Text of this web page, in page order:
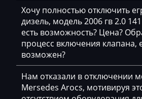
Vermeer
Vögele
Volkswagen
Vortex
Хочу полностью отключить
дизель, модель 2006 гв 2.0
есть возможность? Цена?
процесс включения клапана,
возможен?
Нам отказали в отключении
Mersedes Arocs, мотивируя